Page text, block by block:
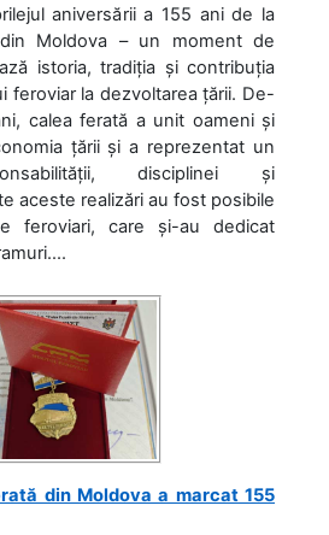
aniversării a 155 ani de la
Moldova – un moment de
istoria, tradiția și contribuția
feroviar la dezvoltarea țării. De-
calea ferată a unit oameni și
țării și a reprezentat un
disciplinei și
aceste realizări au fost posibile
feroviari, care și-au dedicat
din Moldova a marcat 155